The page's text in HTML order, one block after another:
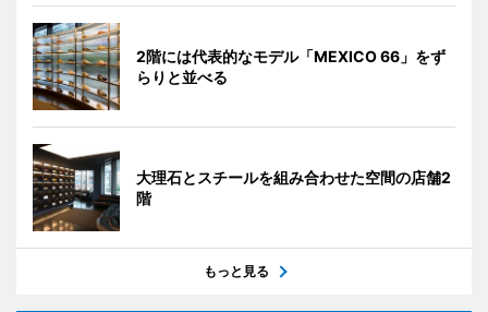
2階には代表的なモデル「MEXICO 66」をず
らりと並べる
大理石とスチールを組み合わせた空間の店舗2
階
もっと見る